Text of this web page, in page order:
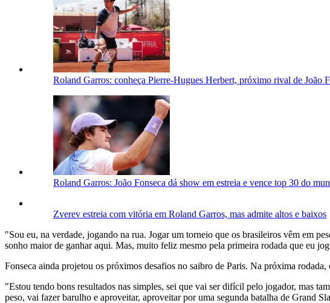
Roland Garros: conheça Pierre-Hugues Herbert, próximo rival de João
Roland Garros: João Fonseca dá show em estreia e vence top 30 do
Zverev estreia com vitória em Roland Garros, mas admite altos e baixos
"Sou eu, na verdade, jogando na rua. Jogar um torneio que os brasileiros vêm em
sonho maior de ganhar aqui. Mas, muito feliz mesmo pela primeira rodada que eu
Fonseca ainda projetou os próximos desafios no saibro de Paris. Na próxima
"Estou tendo bons resultados nas simples, sei que vai ser difícil pelo jogador, mas
peso, vai fazer barulho e aproveitar, aproveitar por uma segunda batalha de Grand